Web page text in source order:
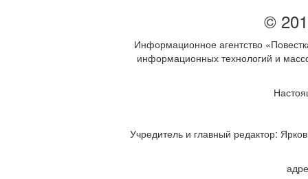
©
Информационное агентство
информационных технологий и
Учредитель и главный редактор: